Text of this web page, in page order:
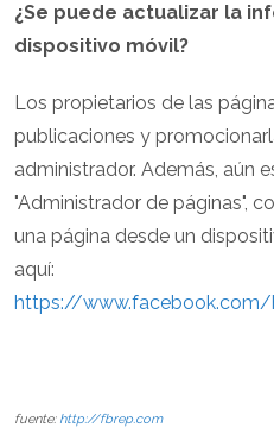
¿Se puede actualizar la
dispositivo móvil?
Los propietarios de las
publicaciones y
administrador. Además, aún
"Administrador de páginas",
una página desde un
aquí:
https://
fuente: http://fbrep.com